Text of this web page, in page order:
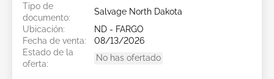
Tipo de
documento:
Salvage North Dakota
Ubicación:
ND - FARGO
Fecha de venta:
08/13/2026
Estado de la
oferta:
No has ofertado